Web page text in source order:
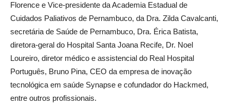
Florence e Vice-presidente da Academia Estadual de
Cuidados Paliativos de Pernambuco, da Dra. Zilda Cavalcanti,
secretária de Saúde de Pernambuco, Dra. Érica Batista,
diretora-geral do Hospital Santa Joana Recife, Dr. Noel
Loureiro, diretor médico e assistencial do Real Hospital
Português, Bruno Pina, CEO da empresa de inovação
tecnológica em saúde Synapse e cofundador do Hackmed,
entre outros profissionais.